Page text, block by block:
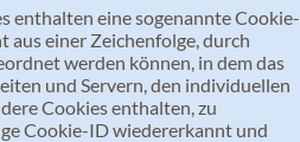
enthalten eine sogenannte Cookie-
aus einer Zeichenfolge, durch
werden können, in dem das
und Servern, den individuellen
Cookies enthalten, zu
Cookie-ID wiedererkannt und